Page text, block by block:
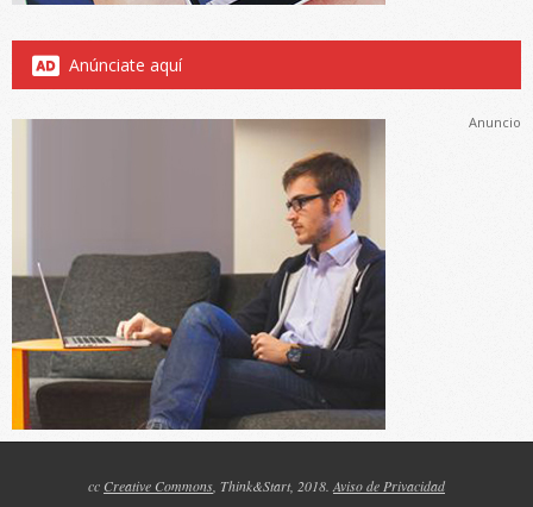
Anúnciate aquí
Anuncio
cc Creative Commons, Think&Start, 2018.Aviso de Privacidad